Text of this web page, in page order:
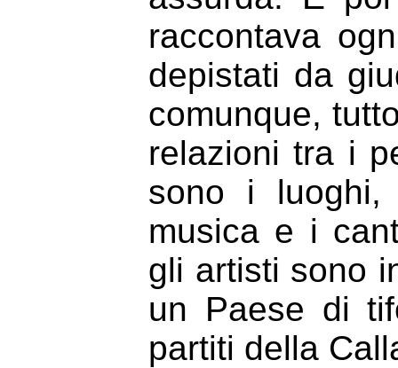
raccontava
depistati da
comunque,
relazioni tra i
sono i
musica e i
gli artisti sono
un Paese di
partiti della